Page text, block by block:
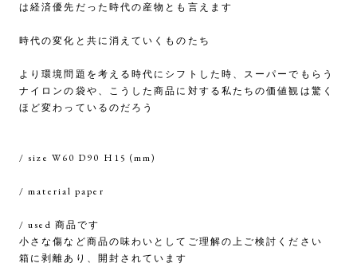
は経済優先だった時代の産物とも言えます
時代の変化と共に消えていくものたち
より環境問題を考える時代にシフトした時、スーパーでもらう
ナイロンの袋や、こうした商品に対する私たちの価値観は驚く
ほど変わっているのだろう
/ size W60 D90 H15 (mm)
/ material paper
/ used 商品です
小さな傷など商品の味わいとしてご理解の上ご検討ください
箱に剥離あり、開封されています